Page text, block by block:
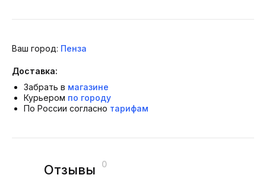
Ваш город: Пенза
Доставка:
Забрать в магазине
Курьером по городу
По России согласно тарифам
Отзывы 0